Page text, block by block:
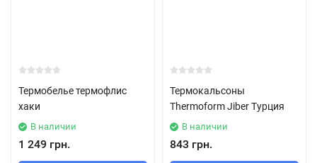
Термобелье термофлис
хаки
В наличии
1 249 грн.
Термокальсоны
Thermoform Jiber Турция
В наличии
843 грн.